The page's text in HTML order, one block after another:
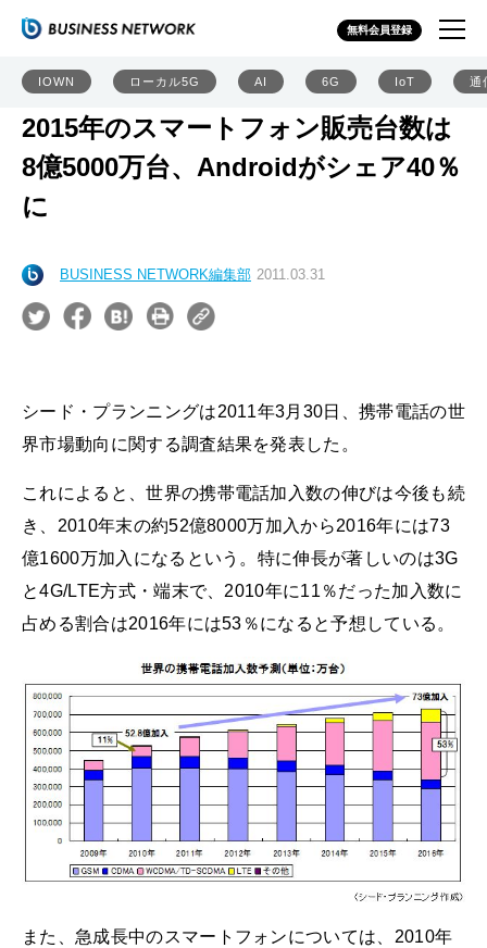
無料会員登録
IOWN ローカル5G AI 6G IoT 通
2015年のスマートフォン販売台数は
8億5000万台、Androidがシェア40％
に
BUSINESS NETWORK編集部 2011.03.31
シード・プランニングは2011年3月30日、携帯電話の世
界市場動向に関する調査結果を発表した。
これによると、世界の携帯電話加入数の伸びは今後も続
き、2010年末の約52億8000万加入から2016年には73
億1600万加入になるという。特に伸長が著しいのは3G
と4G/LTE方式・端末で、2010年に11％だった加入数に
占める割合は2016年には53％になると予想している。
また、急成長中のスマートフォンについては、2010年